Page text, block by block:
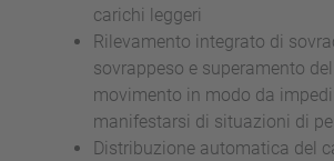
carichi leggeri
Rilevamento integrato di
sovrappeso e superamento
movimento in modo da
manifestarsi di situazioni di
Distribuzione automatica del